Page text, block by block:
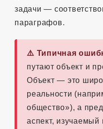
задачи —
параграфов.
⚠️ Типичная
путают объект и
Объект — это
реальности
общество»), а
аспект,